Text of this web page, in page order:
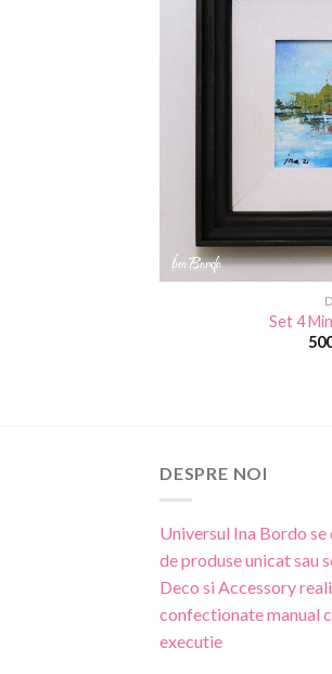
Set 4
DESPRE NOI
Universul Ina Bordo
de produse unicat sau
Deco si Accessory
confectionate manual
executie